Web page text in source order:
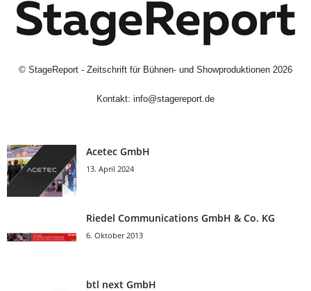
© StageReport - Zeitschrift für Bühnen- und Showproduktionen 2026
Kontakt: info@stagereport.de
Acetec GmbH
13. April 2024
Riedel Communica­tions GmbH & Co. KG
6. Oktober 2013
btl next GmbH